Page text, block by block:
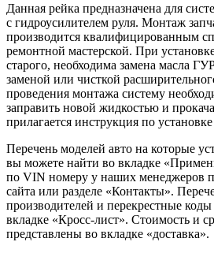
Данная рейка предназначена для
с гидроусилителем руля. Монтаж
производится квалифицированным
ремонтной мастерской. При
старого, необходима замена масла
заменой или чисткой
проведения монтажа систему
заправить новой жидкостью и
прилагается инструкция по
Перечень моделей авто на которые
вы можете найти во вкладке
по VIN номеру у наших менеджеров
сайта или разделе «Контакты».
производителей и перекрестные коды
вкладке «Кросс-лист». Стоимость и
представлены во вкладке «доставка».